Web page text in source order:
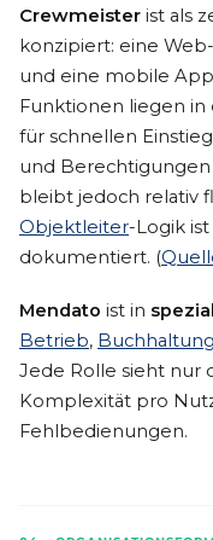
Crewmeister ist als
konzipiert: eine
und eine mobile
Funktionen liegen in
für schnellen
und Berechtigungen
bleibt jedoch relativ
Objektleiter-Logik
dokumentiert. (
Mendato ist in
Betrieb, Buchhaltung
Jede Rolle sieht nur
Komplexität pro
Fehlbedienungen.